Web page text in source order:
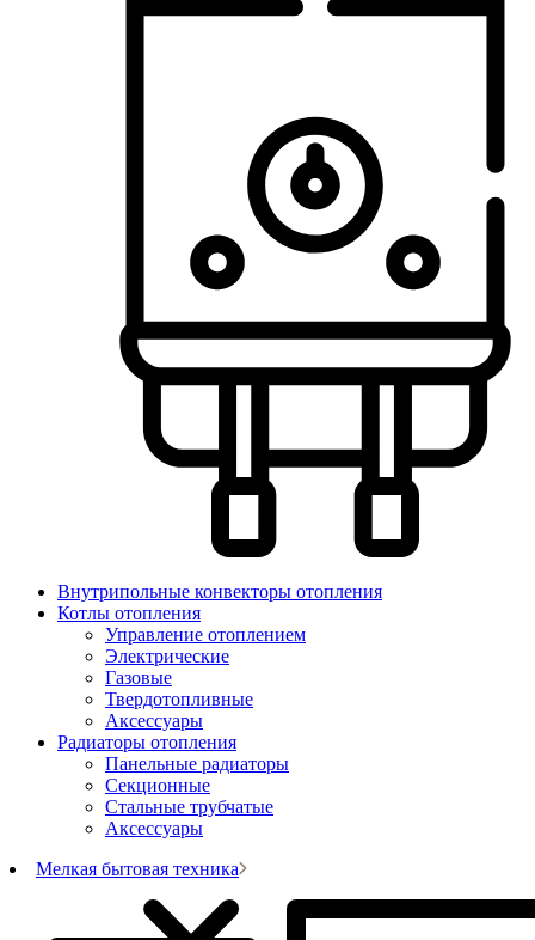
Внутрипольные конвекторы отопления
Котлы отопления
Управление отоплением
Электрические
Газовые
Твердотопливные
Аксессуары
Радиаторы отопления
Панельные радиаторы
Секционные
Стальные трубчатые
Аксессуары
Мелкая бытовая техника